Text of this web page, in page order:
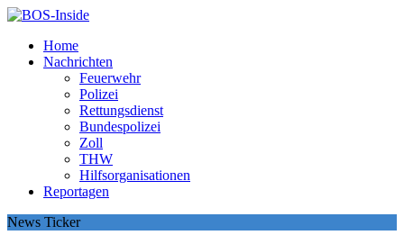
Home
Nachrichten
Feuerwehr
Polizei
Rettungsdienst
Bundespolizei
Zoll
THW
Hilfsorganisationen
Reportagen
News Ticker